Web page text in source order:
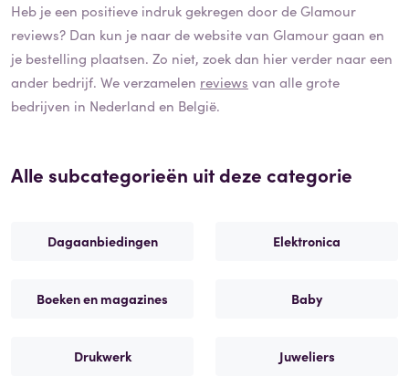
Heb je een positieve indruk gekregen door deGlamour
reviews? Dan kun je naar de website van Glamourgaan en
je bestelling plaatsen. Zo niet, zoek dan hier verder naar een
ander bedrijf. We verzamelen reviews van alle grote
bedrijven in Nederland en België.
Alle subcategorieën uit deze categorie
Dagaanbiedingen Elektronica
Boeken en magazines Baby
Drukwerk Juweliers